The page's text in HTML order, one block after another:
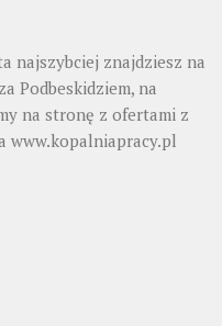
najszybciej znajdziesz na
Podbeskidziem, na
na stronę z ofertami z
www.kopalniapracy.pl